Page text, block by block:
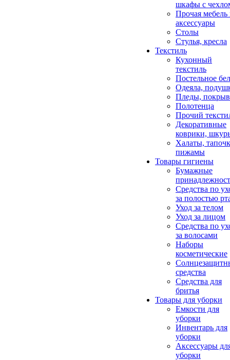
шкафы с
Прочая мебель
аксессуары
Столы
Стулья, кресла
Текстиль
Кухонный
текстиль
Постельное
Одеяла,
Пледы,
Полотенца
Прочий
Декоративные
коврики,
Халаты,
пижамы
Товары гигиены
Бумажные
Средства по
за полостью
Уход за телом
Уход за лицом
Средства по
за волосами
Наборы
косметические
средства
Средства для
бритья
Товары для уборки
Емкости для
уборки
Инвентарь для
уборки
Аксессуары
уборки